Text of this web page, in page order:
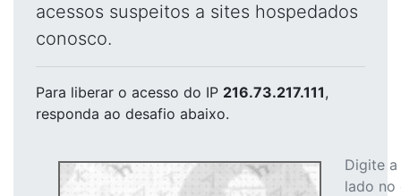
acessos suspeitos a sites hospedados
conosco.
Para liberar o acesso do IP 216.73.217.111,
responda ao desafio abaixo.
Digite
lado no